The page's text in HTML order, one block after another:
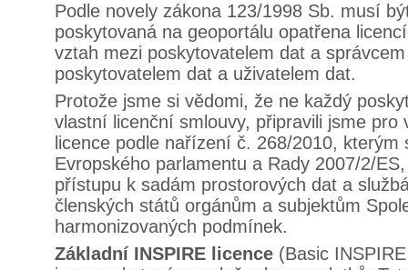
Podle novely zákona 123/1998 Sb. musí
poskytovaná na geoportálu opatřena
vztah mezi poskytovatelem dat a
poskytovatelem dat a uživatelem dat.
Protože jsme si vědomi, že ne každý
vlastní licenční smlouvy, připravili jsme pro
licence podle nařízení č. 268/2010, kterým
Evropského parlamentu a Rady 2007/2/
přístupu k sadám prostorových dat a
členských států orgánům a subjektům
harmonizovaných podmínek.
Základní INSPIRE licence (Basic